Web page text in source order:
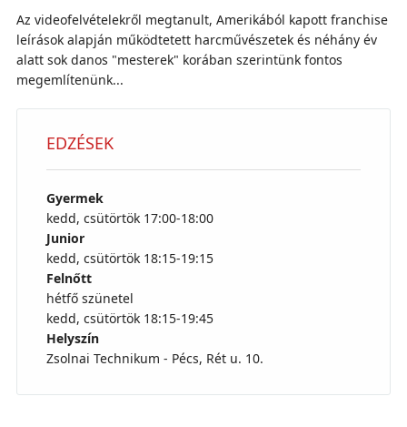
Az videofelvételekről megtanult, Amerikából kapott franchise
leírások alapján működtetett harcművészetek és néhány év
alatt sok danos "mesterek" korában szerintünk fontos
megemlítenünk...
EDZÉSEK
Gyermek
kedd, csütörtök 17:00-18:00
Junior
kedd, csütörtök 18:15-19:15
Felnőtt
hétfő szünetel
kedd, csütörtök 18:15-19:45
Helyszín
Zsolnai Technikum - Pécs, Rét u. 10.